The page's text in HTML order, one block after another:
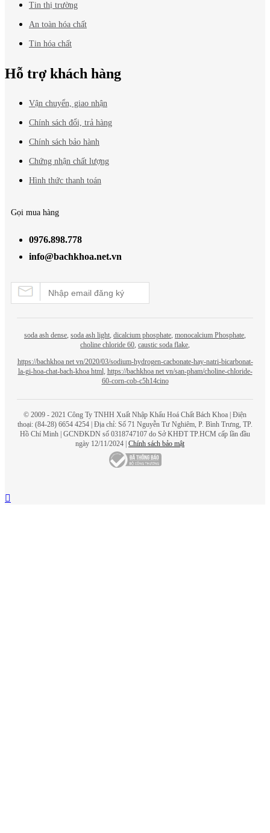
Tin thị trường
An toàn hóa chất
Tin hóa chất
Hỗ trợ khách hàng
Vận chuyển, giao nhận
Chính sách đổi, trả hàng
Chính sách bảo hành
Chứng nhận chất lượng
Hình thức thanh toán
Gọi mua hàng
0976.898.778
info@bachkhoa.net.vn
soda ash dense soda ash light dicalcium phosphate monocalcium Phosphate
choline chloride 60 caustic soda flake
https://bachkhoa net vn/2020/03/sodium-hydrogen-cacbonate-hay-natri-bicarbonat-
la-gi-hoa-chat-bach-khoa html, https://bachkhoa net vn/san-pham/choline-chloride-
60-corn-cob-c5h14cino
© 2009 - 2021 Công Ty TNHH Xuất Nhập Khẩu Hoá Chất Bách Khoa | Điện
thoại: (84-28) 6654 4254 | Địa chỉ: Số 71 Nguyễn Tư Nghiêm, P. Bình Trưng, TP.
Hồ Chí Minh | GCNĐKDN số 0318747107 do Sở KHĐT TP.HCM cấp lần đầu
ngày 12/11/2024 | Chính sách bảo mật